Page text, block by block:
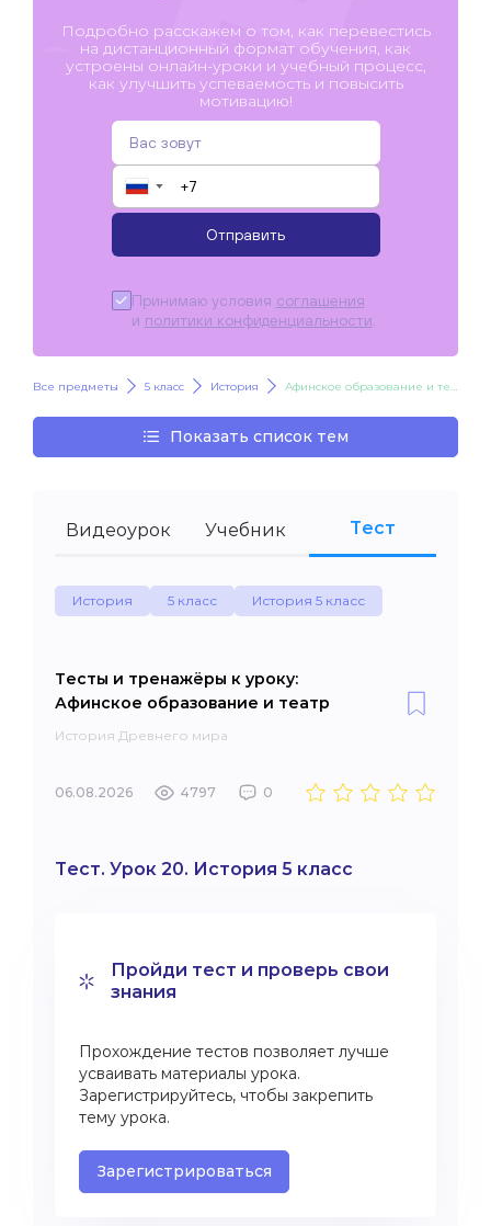
Подробно расскажем о том, как перевестись
на дистанционный формат обучения, как
устроены онлайн-уроки и учебный процесс,
как улучшить успеваемость и повысить
мотивацию!
▼
Отправить
Принимаю условия соглашения
и политики конфиденциальности
Все предметы 5 класс История Афинское образование и театр
Показать список тем
Видеоурок Учебник Тест
История 5 класс История 5 класс
Тесты и тренажёры к уроку:
Афинское образование и театр
История Древнего мира
06.08.2026 4797 0
Тест. Урок 20. История 5 класс
Пройди тест и проверь свои
знания
Прохождение тестов позволяет лучше
усваивать материалы урока.
Зарегистрируйтесь, чтобы закрепить
тему урока.
Зарегистрироваться